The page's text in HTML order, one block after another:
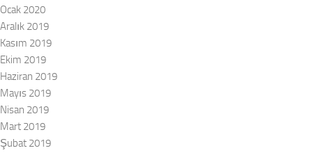
Ocak 2020
Aralık 2019
Kasım 2019
Ekim 2019
Haziran 2019
Mayıs 2019
Nisan 2019
Mart 2019
Şubat 2019